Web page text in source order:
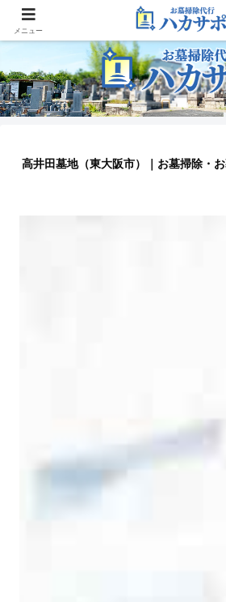
大阪のお墓参り代行業
高井田墓地（東大阪市）｜お墓掃除・
メニュー